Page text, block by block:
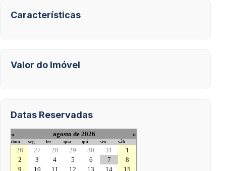
Características
Valor do Imóvel
Datas Reservadas
« agosto de 2026 »
dom seg ter qua qui sex sáb
26 27 28 29 30 31
1
2
3 4 5 6 7
8
9
10 11 12 13 14
15